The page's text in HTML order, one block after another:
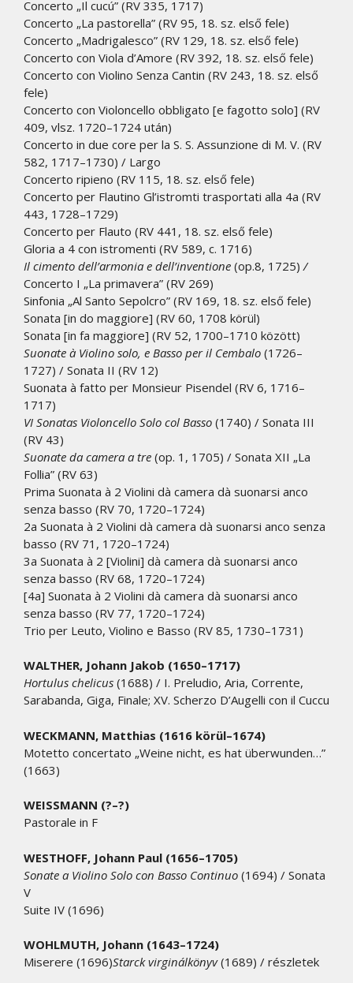
Concerto „Il cucú” (RV 335, 1717)
Concerto „La pastorella” (RV 95, 18. sz. első fele)
Concerto „Madrigalesco” (RV 129, 18. sz. első fele)
Concerto con Viola d’Amore (RV 392, 18. sz. első fele)
Concerto con Violino Senza Cantin (RV 243, 18. sz. első
fele)
Concerto con Violoncello obbligato [e fagotto solo] (RV
409, vlsz. 1720–1724 után)
Concerto in due core per la S. S. Assunzione di M. V. (RV
582, 1717–1730) / Largo
Concerto ripieno (RV 115, 18. sz. első fele)
Concerto per Flautino Gl’istromti trasportati alla 4a (RV
443, 1728–1729)
Concerto per Flauto (RV 441, 18. sz. első fele)
Gloria a 4 con istromenti (RV 589, c. 1716)
Il cimento dell’armonia e dell’inventione (op.8, 1725) /
Concerto I „La primavera” (RV 269)
Sinfonia „Al Santo Sepolcro” (RV 169, 18. sz. első fele)
Sonata [in do maggiore] (RV 60, 1708 körül)
Sonata [in fa maggiore] (RV 52, 1700–1710 között)
Suonate à Violino solo, e Basso per il Cembalo (1726–
1727) / Sonata II (RV 12)
Suonata à fatto per Monsieur Pisendel (RV 6, 1716–
1717)
VI Sonatas Violoncello Solo col Basso (1740) / Sonata III
(RV 43)
Suonate da camera a tre (op. 1, 1705) / Sonata XII „La
Follia” (RV 63)
Prima Suonata à 2 Violini dà camera dà suonarsi anco
senza basso (RV 70, 1720–1724)
2a Suonata à 2 Violini dà camera dà suonarsi anco senza
basso (RV 71, 1720–1724)
3a Suonata à 2 [Violini] dà camera dà suonarsi anco
senza basso (RV 68, 1720–1724)
[4a] Suonata à 2 Violini dà camera dà suonarsi anco
senza basso (RV 77, 1720–1724)
Trio per Leuto, Violino e Basso (RV 85, 1730–1731)
WALTHER, Johann Jakob (1650–1717)
Hortulus chelicus (1688) / I. Preludio, Aria, Corrente,
Sarabanda, Giga, Finale; XV. Scherzo D’Augelli con il Cuccu
WECKMANN, Matthias (1616 körül–1674)
Motetto concertato „Weine nicht, es hat überwunden…”
(1663)
WEISSMANN (?–?)
Pastorale in F
WESTHOFF, Johann Paul (1656–1705)
Sonate a Violino Solo con Basso Continuo (1694) / Sonata
V
Suite IV (1696)
WOHLMUTH, Johann (1643–1724)
Miserere (1696)Starck virginálkönyv(1689) / részletek